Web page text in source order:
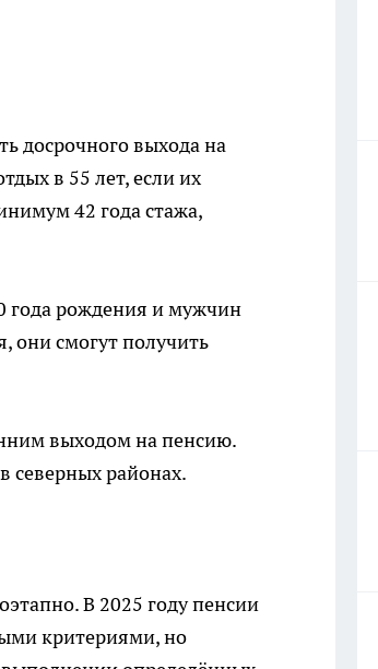
досрочного выхода на
в 55 лет, если их
42 года стажа,
года рождения и мужчин
они смогут получить
выходом на пенсию.
северных районах.
В 2025 году пенсии
критериями, но